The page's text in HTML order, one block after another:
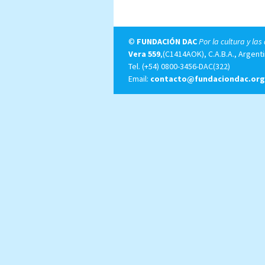
© FUNDACIÓN DACPor la cultura y las
Vera 559,(C1414AOK), C.A.B.A.,
Tel. (+54) 0800-3456-DAC(322)
Email: